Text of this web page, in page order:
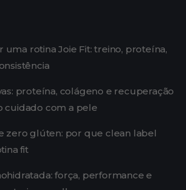
uma rotina Joie Fit: treino, proteína,
proteína, colágeno e recuperação
cuidado com a pele
zero glúten: por que clean label
fit
força, performance e